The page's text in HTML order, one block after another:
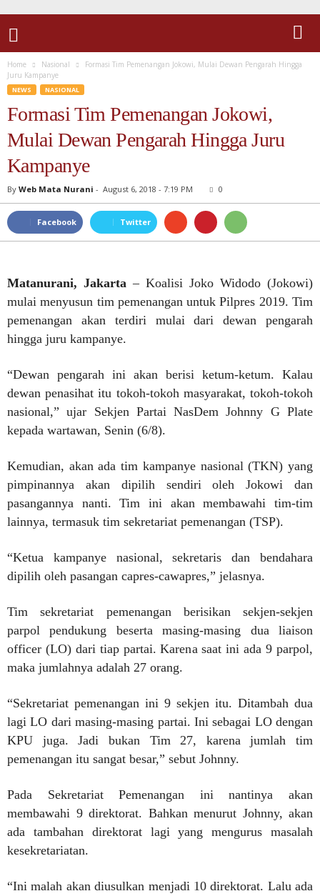
Home Nasional
Formasi Tim Pemenangan Jokowi, Mulai Dewan Pengarah Hingga
Juru Kampanye
NEWS NASIONAL
Formasi Tim Pemenangan Jokowi,
Mulai Dewan Pengarah Hingga Juru
Kampanye
By Web Mata Nurani - August 6, 2018 - 7:19 PM 0
Facebook Twitter
Matanurani, Jakarta – Koalisi Joko Widodo (Jokowi)
mulai menyusun tim pemenangan untuk Pilpres 2019. Tim
pemenangan akan terdiri mulai dari dewan pengarah
hingga juru kampanye.
“Dewan pengarah ini akan berisi ketum-ketum. Kalau
dewan penasihat itu tokoh-tokoh masyarakat, tokoh-tokoh
nasional,” ujar Sekjen Partai NasDem Johnny G Plate
kepada wartawan, Senin (6/8).
Kemudian, akan ada tim kampanye nasional (TKN) yang
pimpinannya akan dipilih sendiri oleh Jokowi dan
pasangannya nanti. Tim ini akan membawahi tim-tim
lainnya, termasuk tim sekretariat pemenangan (TSP).
“Ketua kampanye nasional, sekretaris dan bendahara
dipilih oleh pasangan capres-cawapres,” jelasnya.
Tim sekretariat pemenangan berisikan sekjen-sekjen
parpol pendukung beserta masing-masing dua liaison
officer (LO) dari tiap partai. Karena saat ini ada 9 parpol,
maka jumlahnya adalah 27 orang.
“Sekretariat pemenangan ini 9 sekjen itu. Ditambah dua
lagi LO dari masing-masing partai. Ini sebagai LO dengan
KPU juga. Jadi bukan Tim 27, karena jumlah tim
pemenangan itu sangat besar,” sebut Johnny.
Pada Sekretariat Pemenangan ini nantinya akan
membawahi 9 direktorat. Bahkan menurut Johnny, akan
ada tambahan direktorat lagi yang mengurus masalah
kesekretariatan.
“Ini malah akan diusulkan menjadi 10 direktorat. Lalu ada